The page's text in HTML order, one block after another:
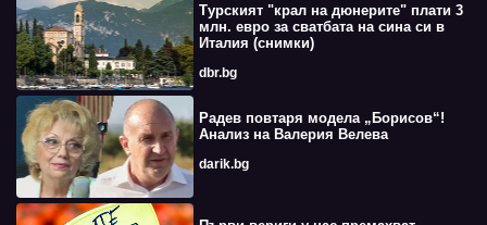
Турският "крал на дюнерите" плати 3
млн. евро за сватбата на сина си в
Италия (снимки)
dbr.bg
Радев повтаря модела „Борисов“!
Анализ на Валерия Велева
darik.bg